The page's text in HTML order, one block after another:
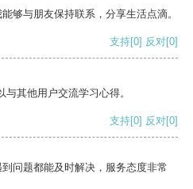
够与朋友保持联系，分享生活点滴。
支持[0] 反对[0]
其他用户交流学习心得。
支持[0] 反对[0]
问题都能及时解决，服务态度非常